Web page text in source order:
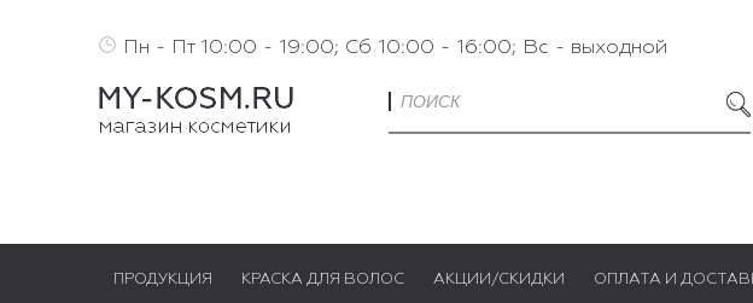
Пн - Пт 10:00 - 19:00; Сб 10:00 - 16:00; Вс - выходной
ПРОДУКЦИЯ КРАСКА ДЛЯ ВОЛОС АКЦИИ/СКИДКИ ОПЛАТА И